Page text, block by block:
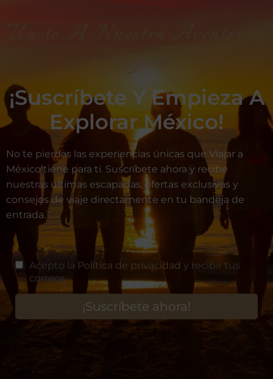
Viajera
¡Suscríbete Y Empieza A
Explorar México!
No te pierdas las experiencias únicas que Viajar a
México tiene para ti. Suscríbete ahora y recibe
nuestras últimas escapadas, ofertas exclusivas y
consejos de viaje directamente en tu bandeja de
entrada.